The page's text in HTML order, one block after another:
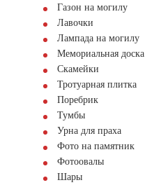
Газон на могилу
Лавочки
Лампада на могилу
Мемориальная доска
Скамейки
Тротуарная плитка
Поребрик
Тумбы
Урна для праха
Фото на памятник
Фотоовалы
Шары